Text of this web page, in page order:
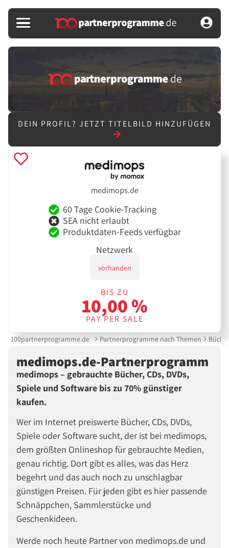
DEIN PROFIL? JETZT TITELBILD HINZUFÜGEN
medimops.de
60 Tage Cookie-Tracking
SEA nicht erlaubt
Produktdaten-Feeds verfügbar
Netzwerk
vorhanden
BIS ZU
10,00 %
PAY PER SALE
100partnerprogramme.de Partnerprogramme nach Themen
medimops.de-Partnerprogramm
medimops – gebrauchte Bücher, CDs, DVDs,
Spiele und Software bis zu 70% günstiger
kaufen.
Wer im Internet preiswerte Bücher, CDs, DVDs,
Spiele oder Software sucht, der ist bei medimops,
dem größten Onlineshop für gebrauchte Medien,
genau richtig. Dort gibt es alles, was das Herz
begehrt und das auch noch zu unschlagbar
günstigen Preisen. Für jeden gibt es hier passende
Schnäppchen, Sammlerstücke und
Geschenkideen.
Werde noch heute Partner von medimops.de und